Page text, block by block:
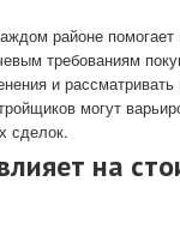
районе помогает
требованиям
и
могут
сделок.
на